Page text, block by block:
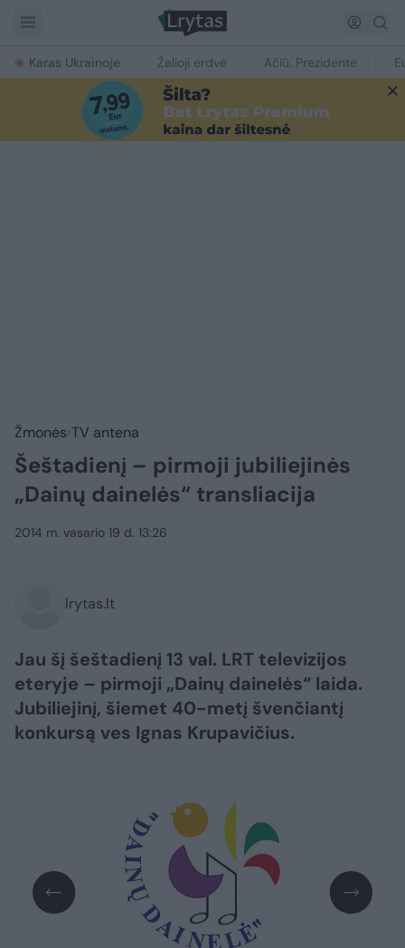
Karas Ukrainoje Žalioji erdvė Ačiū, Prezidente
Žmonės TV antena
Šeštadienį – pirmoji jubiliejinės
„Dainų dainelės“ transliacija
2014 m. vasario 19 d. 13:26
lrytas.lt
Jau šį šeštadienį 13 val. LRT televizijos
eteryje – pirmoji „Dainų dainelės“ laida.
Jubiliejinį, šiemet 40-metį švenčiantį
konkursą ves Ignas Krupavičius.